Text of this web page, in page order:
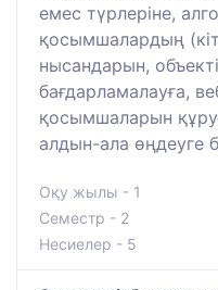
емес түрлеріне,
қосымшалардың
нысандарын,
бағдарламалауға,
қосымшаларын
алдын-ала өңдеуге
Оқу жылы - 1
Семестр - 2
Несиелер - 5